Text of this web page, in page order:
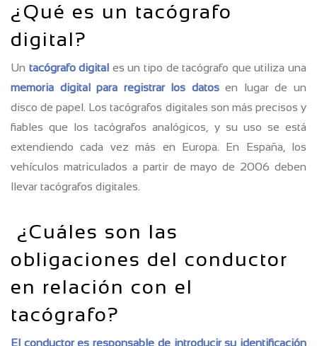
¿Qué es un tacógrafo
digital?
Un tacógrafo digital es un tipo de tacógrafo que utiliza una
memoria digital para registrar los datosen lugar de un
disco de papel. Los tacógrafos digitales son más precisos y
fiables que los tacógrafos analógicos, y su uso se está
extendiendo cada vez más en Europa. En España, los
vehículos matriculados a partir de mayo de 2006 deben
llevar tacógrafos digitales.
¿Cuáles son las
obligaciones del conductor
en relación con el
tacógrafo?
El conductor es responsable de introducir su identificación